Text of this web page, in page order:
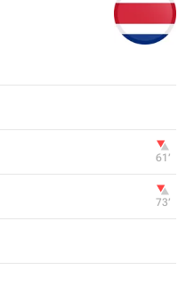
61‎’‎
73‎’‎